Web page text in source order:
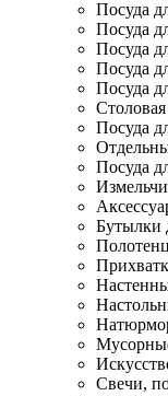
Посуда
Посуда
Посуда
Посуда
Посуда
Посуда
Посуда
Бутылки
Свечи,